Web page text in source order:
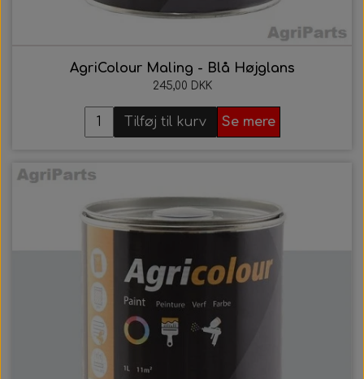
AgriColour Maling - Blå Højglans
245,00 DKK
Tilføj til kurv Se mere